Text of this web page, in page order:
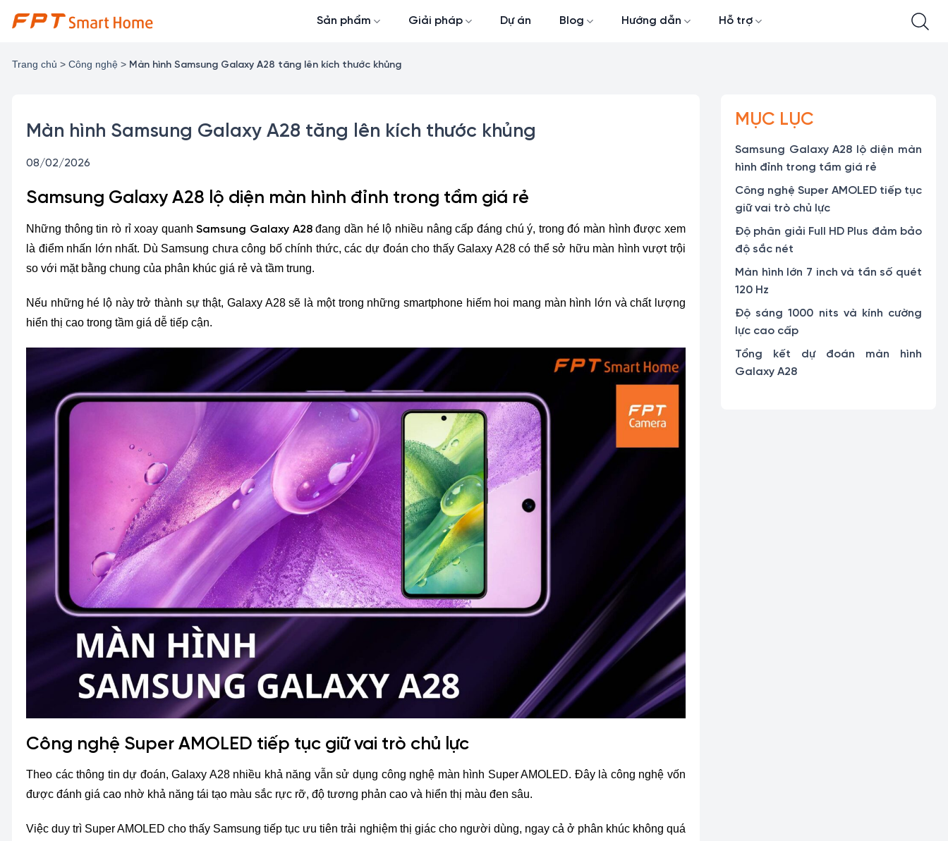
đến
dung
Sản phẩm Giải pháp Dự án Blog Hướng dẫn Hỗ trợ
Trang chủ > Công nghệ > Màn hình Samsung Galaxy A28 tăng lên kích thước khủng
Màn hình Samsung Galaxy A28 tăng lên kích thước khủng
08/02/2026
Samsung Galaxy A28 lộ diện màn hình đỉnh trong tầm giá rẻ
Những thông tin rò rỉ xoay quanhSamsung Galaxy A28đang dần hé lộ nhiều nâng cấp đáng chú ý, trong đó màn hình được xem
là điểm nhấn lớn nhất. Dù Samsung chưa công bố chính thức, các dự đoán cho thấy Galaxy A28 có thể sở hữu màn hình vượt trội
so với mặt bằng chung của phân khúc giá rẻ và tầm trung.
Nếu những hé lộ này trở thành sự thật, Galaxy A28 sẽ là một trong những smartphone hiếm hoi mang màn hình lớn và chất lượng
hiển thị cao trong tầm giá dễ tiếp cận.
Công nghệ Super AMOLED tiếp tục giữ vai trò chủ lực
Theo các thông tin dự đoán, Galaxy A28 nhiều khả năng vẫn sử dụng công nghệ màn hình Super AMOLED. Đây là công nghệ vốn
được đánh giá cao nhờ khả năng tái tạo màu sắc rực rỡ, độ tương phản cao và hiển thị màu đen sâu.
Việc duy trì Super AMOLED cho thấy Samsung tiếp tục ưu tiên trải nghiệm thị giác cho người dùng, ngay cả ở phân khúc không quá
MỤC LỤC
Samsung Galaxy A28 lộ diện màn
hình đỉnh trong tầm giá rẻ
Công nghệ Super AMOLED tiếp tục
giữ vai trò chủ lực
Độ phân giải Full HD Plus đảm bảo
độ sắc nét
Màn hình lớn 7 inch và tần số quét
120 Hz
Độ sáng 1000 nits và kính cường
lực cao cấp
Tổng kết dự đoán màn hình
Galaxy A28